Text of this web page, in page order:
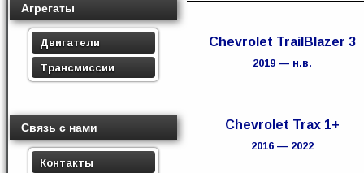
Агрегаты
Двигатели
Трансмиссии
Связь с нами
Контакты
Chevrolet TrailBlazer 3
2019 — н.в.
Chevrolet Trax 1+
2016 — 2022